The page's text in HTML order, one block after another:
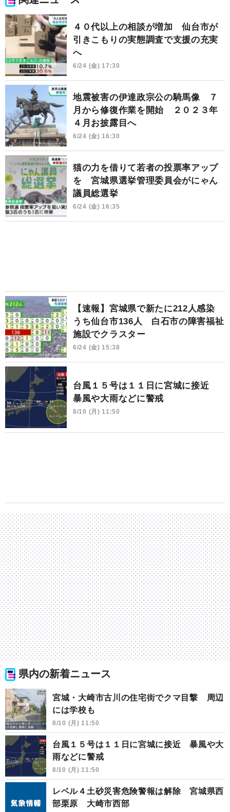
４０代以上の相談が増加 仙台市が
引きこもりの実態調査で支援の充実
へ
6/24 (金) 17:30
地震被害の伊達政宗公の騎馬像 ７
月から修復作業を開始 ２０２３年
４月お披露目へ
6/24 (金) 16:30
猫の力を借りて若者の投票率アップ
を 宮城県選挙管理委員会がにゃん
議員総選挙
6/24 (金) 16:35
【速報】宮城県で新たに212人感染
うち仙台市136人 白石市の障害福祉
施設でクラスター
6/24 (金) 15:38
台風１５号は１１日に宮城に接近
暴風や大雨などに警戒
8/10 (月) 11:50
県内の新着ニュース
宮城・大崎市古川の住宅街でクマ目撃 周辺
には学校も
8/10 (月) 11:50
台風１５号は１１日に宮城に接近 暴風や大
雨などに警戒
8/10 (月) 11:50
レベル４土砂災害危険警報は解除 宮城県西
部栗原 大崎市西部